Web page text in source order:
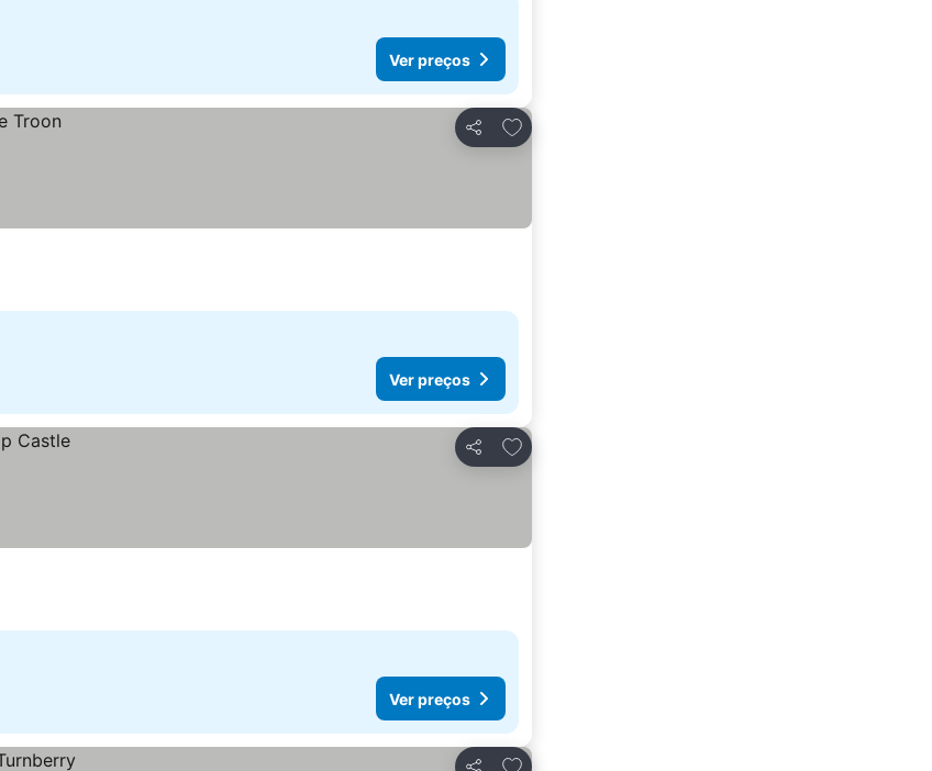
Ver preços
Partilhar
Adicionar aos favoritos
Ver preços
Partilhar
Adicionar aos favoritos
Ver preços
Adicionar aos favoritos